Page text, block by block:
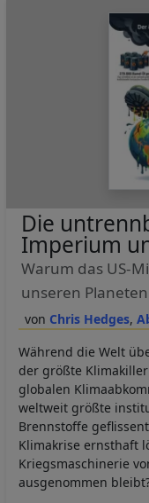
Chris Hedges
Die
Imperium
Warum das US-
unseren
Während die Welt
der größte
globalen
weltweit größte
Brennstoffe
Klimakrise ernsthaft
Kriegsmaschinerie
ausgenommen